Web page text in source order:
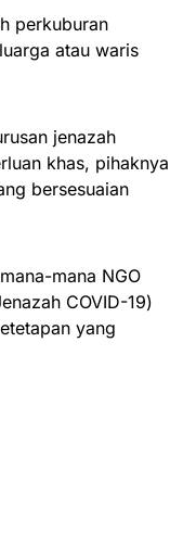
perkuburan
atau waris
jenazah
khas, pihaknya
bersesuaian
mana NGO
COVID-19)
yang